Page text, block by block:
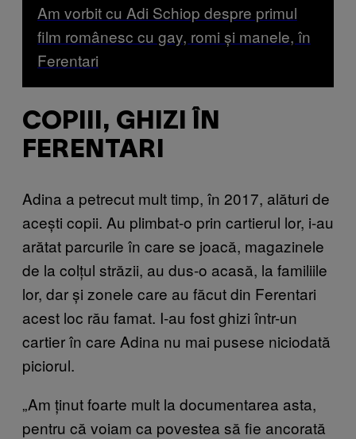
Am vorbit cu Adi Schiop despre primul
film românesc cu gay, romi și manele, în
Ferentari
COPIII, GHIZI ÎN
FERENTARI
Adina a petrecut mult timp, în 2017, alături de
acești copii. Au plimbat-o prin cartierul lor, i-au
arătat parcurile în care se joacă, magazinele
de la colțul străzii, au dus-o acasă, la familiile
lor, dar și zonele care au făcut din Ferentari
acest loc rău famat. I-au fost ghizi într-un
cartier în care Adina nu mai pusese niciodată
piciorul.
„Am ținut foarte mult la documentarea asta,
pentru că voiam ca povestea să fie ancorată